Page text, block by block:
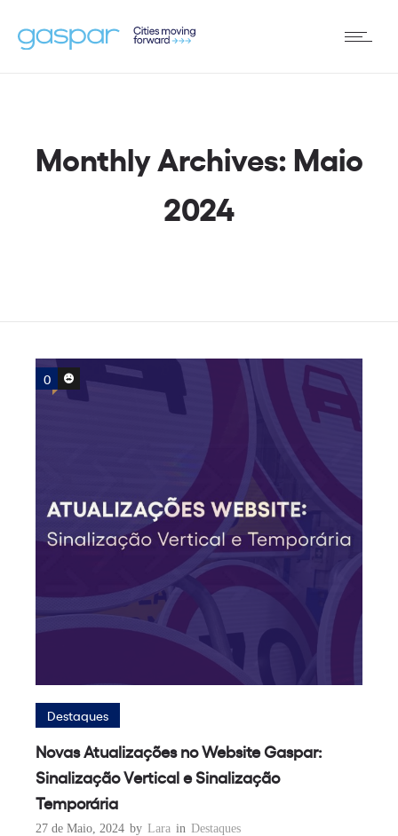
Monthly Archives: Maio
2024
0 0
Destaques
Novas Atualizações no Website Gaspar:
Sinalização Vertical e Sinalização
Temporária
27 de Maio, 2024 by Lara in Destaques